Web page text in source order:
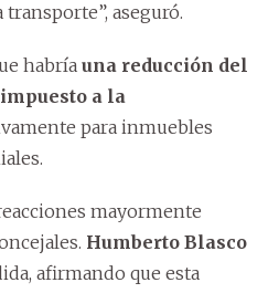
aseguró.
habría una reducción del
a la
para inmuebles
mayormente
Humberto Blasco
afirmando que esta